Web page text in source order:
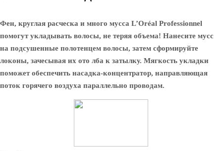
Фен, круглая расческа и много мусса L’Oréal Professionnel
помогут укладывать волосы, не теряя объема! Нанесите мусс
на подсушенные полотенцем волосы, затем сформируйте
локоны, зачесывая их ото лба к затылку. Мягкость укладки
поможет обеспечить насадка-концентратор, направляющая
поток горячего воздуха параллельно проводам.